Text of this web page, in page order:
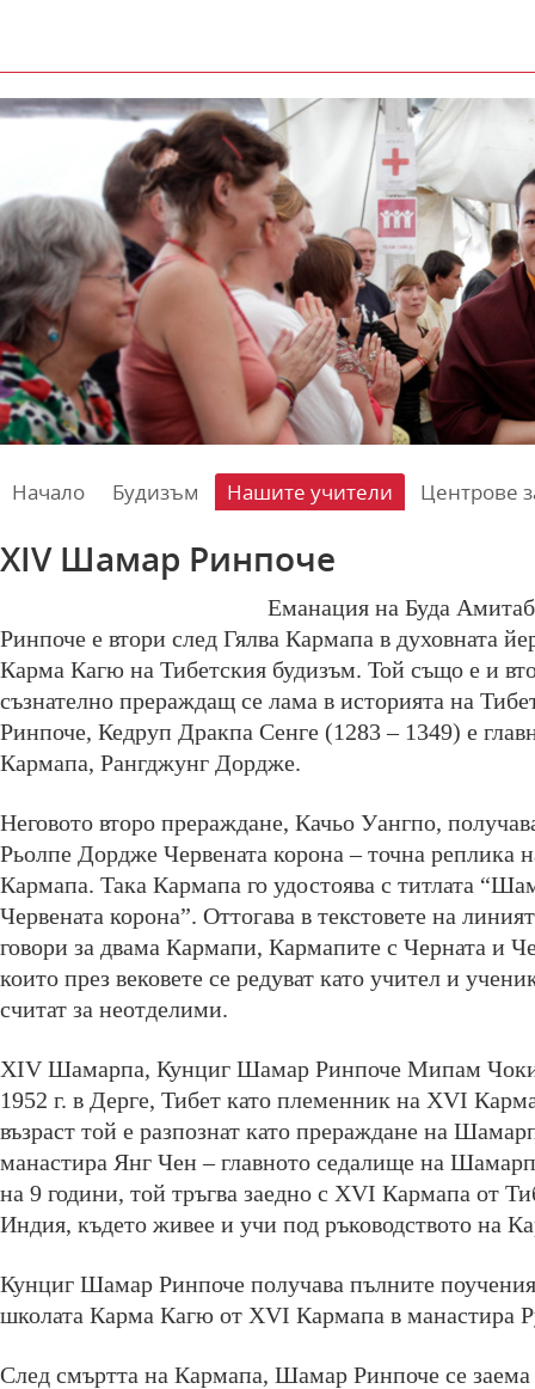
Начало Будизъм Нашите учители Центрове
XIV Шамар Ринпоче
Еманация на Буда
Ринпоче е втори след Гялва Кармапа в духовната
Карма Кагю на Тибетския будизъм. Той също е и
съзнателно прераждащ се лама в историята на
Ринпоче, Кедруп Дракпа Сенге (1283 – 1349) е
Кармапа, Рангджунг Дордже.
Неговото второ прераждане, Качьо Уангпо,
Рьолпе Дордже Червената корона – точна реплика
Кармапа. Така Кармапа го удостоява с титлата
Червената корона”. Оттогава в текстовете на
говори за двама Кармапи, Кармапите с Черната и
които през вековете се редуват като учител и
считат за неотделими.
XIV Шамарпа, Кунциг Шамар Ринпоче Мипам Чоки
1952 г. в Дерге, Тибет като племенник на XVI
възраст той е разпознат като прераждане на
манастира Янг Чен – главното седалище на
на 9 години, той тръгва заедно с XVI Кармапа от
Индия, където живее и учи под ръководството на
Кунциг Шамар Ринпоче получава пълните
школата Карма Кагю от XVI Кармапа в манастира
След смъртта на Кармапа, Шамар Ринпоче се